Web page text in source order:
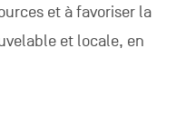
et à favoriser la
et locale, en